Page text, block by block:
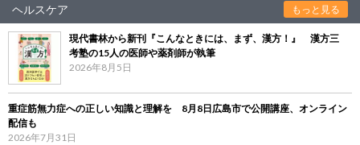
ヘルスケア もっと見る
現代書林から新刊『こんなときには、まず、漢方！』 漢方三
考塾の15人の医師や薬剤師が執筆
2026年8月5日
重症筋無力症への正しい知識と理解を 8月8日広島市で公開講座、オンライン
配信も
2026年7月31日